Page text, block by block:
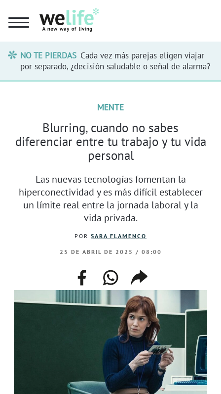
NO TE PIERDAS Cada vez más parejas eligen viajar
por separado, ¿decisión saludable o señal de alarma?
MENTE
Blurring, cuando no sabes
diferenciar entre tu trabajo y tu vida
personal
Las nuevas tecnologías fomentan la
hiperconectividad y es más difícil establecer
un límite real entre la jornada laboral y la
vida privada.
POR SARA FLAMENCO
25 DE ABRIL DE 2025 / 08:00
facebookwhatsappcompartir
enlace